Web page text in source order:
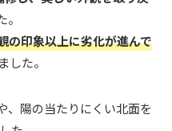
の印象以上に劣化が進んで
した。
、陽の当たりにくい北面を